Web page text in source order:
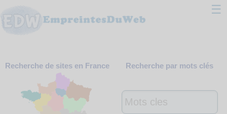
☰
Webmaster
Contact
Support
Recherche de sites en France Recherche par mots clés